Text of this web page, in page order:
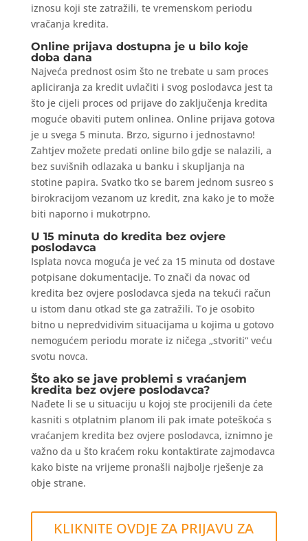
iznosu koji ste zatražili, te vremenskom periodu
vračanja kredita.
Online prijava dostupna je u bilo koje
doba dana
Najveća prednost osim što ne trebate u sam proces
apliciranja za kredit uvlačiti i svog poslodavca jest ta
što je cijeli proces od prijave do zaključenja kredita
moguće obaviti putem onlinea. Online prijava gotova
je u svega 5 minuta. Brzo, sigurno i jednostavno!
Zahtjev možete predati online bilo gdje se nalazili, a
bez suvišnih odlazaka u banku i skupljanja na
stotine papira. Svatko tko se barem jednom susreo s
birokracijom vezanom uz kredit, zna kako je to može
biti naporno i mukotrpno.
U 15 minuta do kredita bez ovjere
poslodavca
Isplata novca moguća je već za 15 minuta od dostave
potpisane dokumentacije. To znači da novac od
kredita bez ovjere poslodavca sjeda na tekući račun
u istom danu otkad ste ga zatražili. To je osobito
bitno u nepredvidivim situacijama u kojima u gotovo
nemogućem periodu morate iz ničega „stvoriti“ veću
svotu novca.
Što ako se jave problemi s vraćanjem
kredita bez ovjere poslodavca?
Nađete li se u situaciju u kojoj ste procijenili da ćete
kasniti s otplatnim planom ili pak imate poteškoća s
vraćanjem kredita bez ovjere poslodavca, iznimno je
važno da u što kraćem roku kontaktirate zajmodavca
kako biste na vrijeme pronašli najbolje rješenje za
obje strane.
KLIKNITE OVDJE ZA PRIJAVU ZA